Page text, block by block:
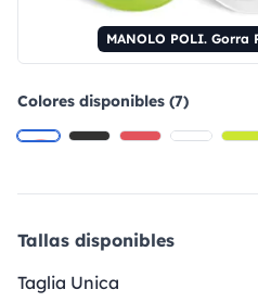
Colores disponibles (7)
Tallas disponibles
Taglia Unica